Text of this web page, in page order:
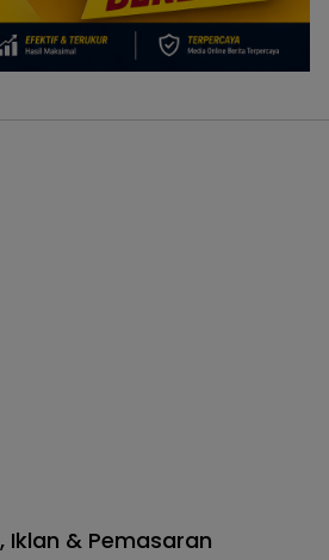
Iklan & Pemasaran